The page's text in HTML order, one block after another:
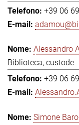
+39 06
Alessandro
Biblioteca, custode
+39 06
Simone